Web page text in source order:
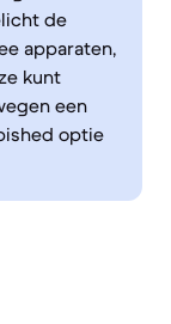
de
apparaten,
kunt
een
optie